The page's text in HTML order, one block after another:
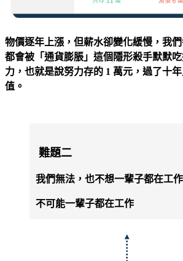
物價逐年上漲，但薪水卻變化緩慢，我們
都會被「通貨膨脹」這個隱形殺手默默
力，也就是說努力存的 1 萬元，過了十
值。
難題二
我們無法，也不想一輩子都在工作
不可能一輩子都在工作